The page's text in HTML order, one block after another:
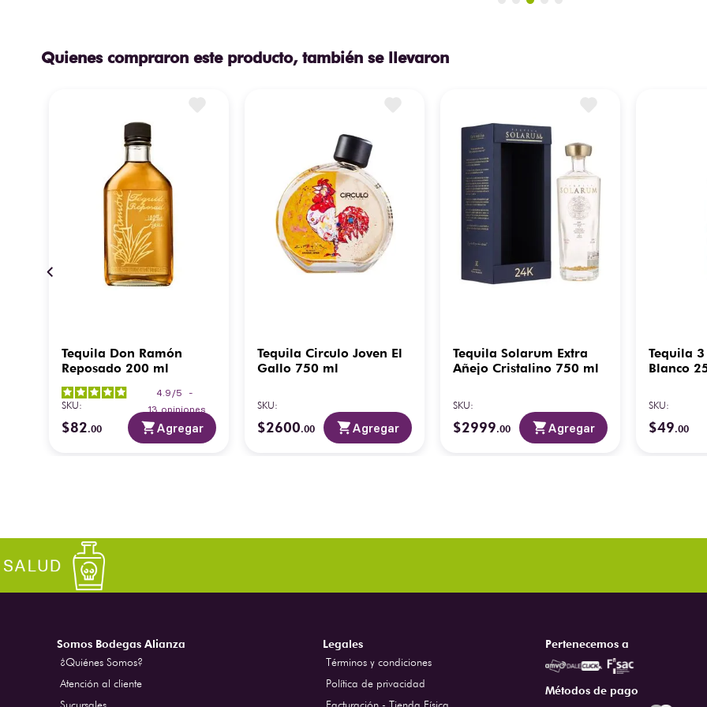
Quienes compraron este producto, también se llevaron
Tequila Don Ramón
Reposado 200 ml
4.9 /5
-
13 opiniones
SKU:
$82.00 Agregar
Tequila Circulo Joven El
Gallo 750 ml
SKU:
$2600.00 Agregar
Tequila Solarum Extra
Añejo Cristalino 750 ml
SKU:
$2999.00 Agregar
Tequila
Blanco
SKU:
$49.00
Somos Bodegas Alianza
¿Quiénes Somos?
Atención al cliente
Legales
Términos y condiciones
Política de privacidad
Pertenecemos a
Métodos de pago